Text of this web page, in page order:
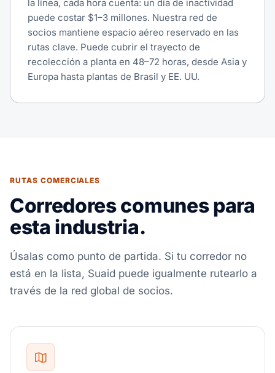
la línea, cada hora cuenta: un día de inactividad
puede costar $1–3 millones. Nuestra red de
socios mantiene espacio aéreo reservado en las
rutas clave. Puede cubrir el trayecto de
recolección a planta en 48–72 horas, desde Asia y
Europa hasta plantas de Brasil y EE. UU.
RUTAS COMERCIALES
Corredores comunes para
esta industria.
Úsalas como punto de partida. Si tu corredor no
está en la lista, Suaid puede igualmente rutearlo a
través de la red global de socios.